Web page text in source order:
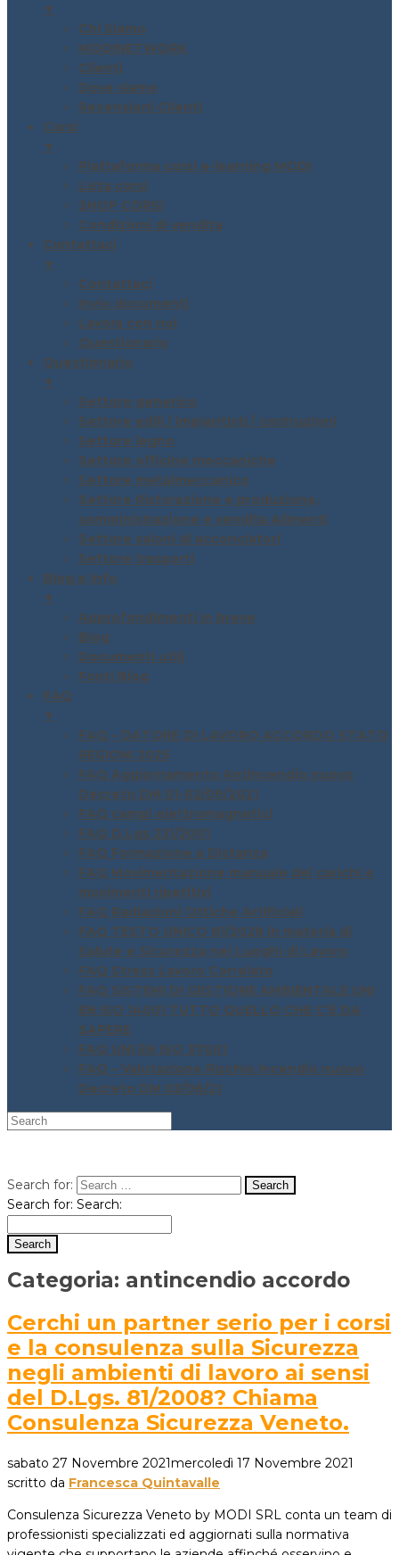
▼
Chi Siamo
MODINETWORK
Clienti
Dove siamo
Recensioni Clienti
Corsi
▼
Piattaforma corsi e-learning MODI
Lista corsi
SHOP CORSI
Condizioni di vendita
Contattaci
▼
Contattaci
Invio documenti
Lavora con noi
Questionario
Questionario
▼
Settore generico
Settore edili / impiantisti / costruzioni
Settore legno
Settore officine meccaniche
Settore metalmeccanico
Settore Ristorazione e produzione,
somministrazione e vendita Alimenti
Settore saloni di acconciatori
Settore trasporti
Blog e Info
▼
Approfondimenti in breve
Blog
Documenti utili
Fonti Blog
FAQ
▼
FAQ – DATORE DI LAVORO ACCORDO STATO
REGIONI 2025
FAQ Aggiornamento Antincendio nuovo
Decreto DM 01-02/09/2021
FAQ campi elettromagnetici
FAQ D.Lgs 231/2001
FAQ Formazione a Distanza
FAQ Movimentazione manuale dei carichi e
movimenti ripetitivi
FAQ Radiazioni Ottiche Artificiali
FAQ TESTO UNICO 81/2028 in materia di
Salute e Sicurezza nei Luoghi di Lavoro
FAQ Stress Lavoro Correlato
FAQ SISTEMI DI GESTIONE AMBIENTALE UNI
EN ISO 14001 TUTTO QUELLO CHE C’È DA
SAPERE
FAQ UNI EN ISO 37001
FAQ – Valutazione Rischio incendio nuovo
Decreto DM 03/06/21
Search for:
Search for: Search:
Categoria: antincendio accordo
Cerchi un partner serio per i corsi
e la consulenza sulla Sicurezza
negli ambienti di lavoro ai sensi
del D.Lgs. 81/2008? Chiama
Consulenza Sicurezza Veneto.
sabato 27 Novembre 2021mercoledì 17 Novembre 2021
scritto da Francesca Quintavalle
Consulenza Sicurezza Veneto by MODI SRL conta un team di
professionisti specializzati ed aggiornati sulla normativa